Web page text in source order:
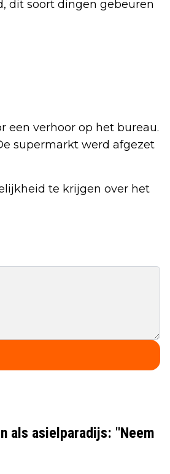
dit soort dingen gebeuren
een verhoor op het bureau.
supermarkt werd afgezet
te krijgen over het
als asielparadijs: ''Neem